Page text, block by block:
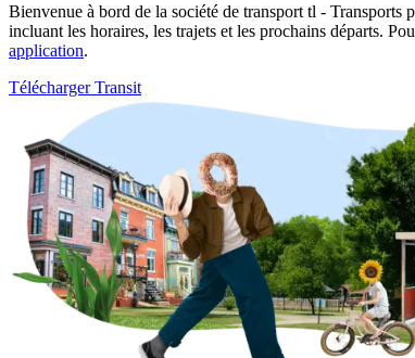
Bienvenue à bord de la société de transport tl - Transports
incluant les horaires, les trajets et les prochains départs.
application.
Télécharger Transit